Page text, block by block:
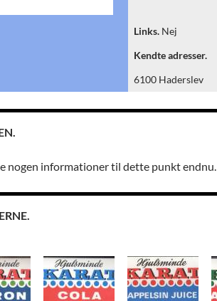
Links. Nej
Kendte adresser.
6100 Haderslev
nogen informationer til dette punkt endnu.